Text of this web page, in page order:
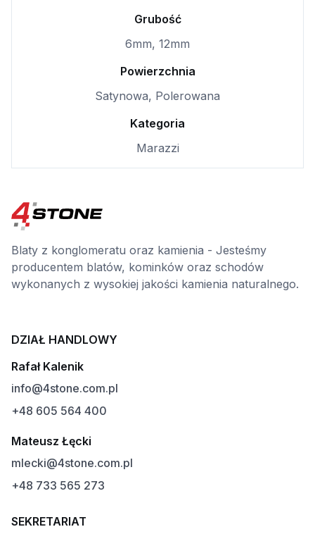
Grubość
6mm, 12mm
Powierzchnia
Satynowa, Polerowana
Kategoria
Marazzi
Blaty z konglomeratu oraz kamienia - Jesteśmy
producentem blatów, kominków oraz schodów
wykonanych z wysokiej jakości kamienia naturalnego.
DZIAŁ HANDLOWY
Rafał Kalenik
info@4stone.com.pl
+48 605 564 400
Mateusz Łęcki
mlecki@4stone.com.pl
+48 733 565 273
SEKRETARIAT